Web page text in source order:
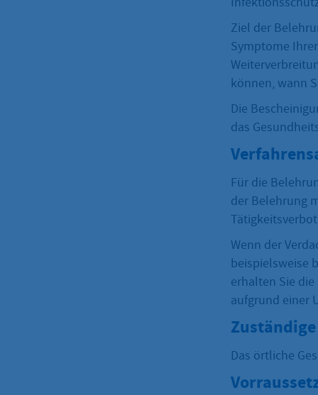
Ziel der
Symptome
können, wann
Die
das
Für die
der Belehrung
Wenn der
beispielsweise
erhalten Sie
aufgrund einer
Das örtliche